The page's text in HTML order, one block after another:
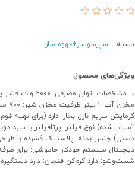
دسته : اسپرسوساز+قهوه ساز
ویژگی‌های محصول
گرمایش سریع نازل بخار: دارد (برای تهیه
دستی) جنس بدنه: پلاستیک فشرده با
دیجیتال سیستم خودکار خاموشی: برای
شست‌وشو: دارد گرم‌کن فنجان: دارد دستگیره